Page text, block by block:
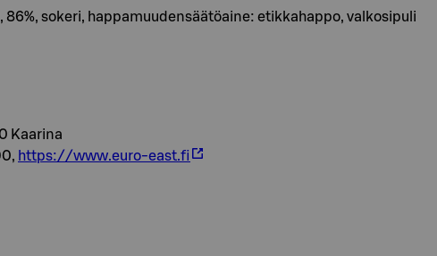
86%, sokeri, happamuudensäätöaine: etikkahappo, valkosipuli
Kaarina
https://www.euro-east.fi